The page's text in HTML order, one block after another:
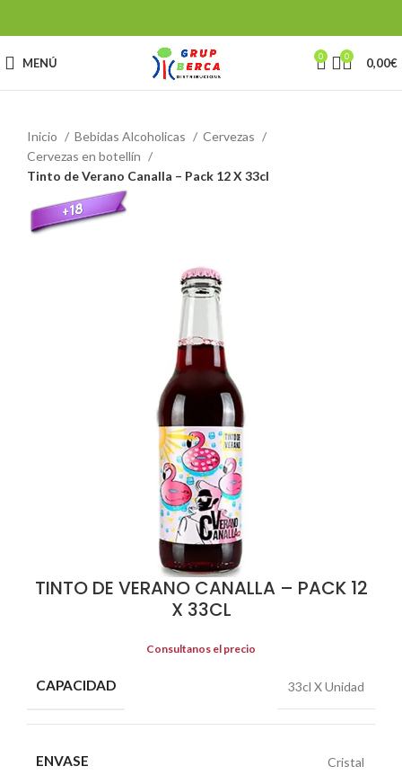
MENÚ 0 0 0,00€
Inicio Bebidas Alcoholicas
Cervezas
Cervezas en botellín
Tinto de Verano Canalla – Pack 12 X 33cl
TINTO DE VERANO CANALLA – PACK 12
X 33CL
Consultanos el precio
CAPACIDAD 33cl X Unidad
ENVASE Cristal